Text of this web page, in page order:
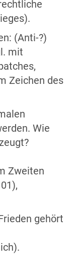
(Anti-?)
mit
Zeichen des
Wie
Zweiten
gehört